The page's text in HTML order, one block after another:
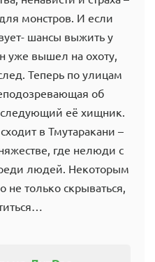
монстров. И если
шансы выжить у
уже вышел на охоту,
Теперь по улицам
об
её хищник.
в Тмутаракани –
где нелюди с
людей. Некоторым
только скрываться,